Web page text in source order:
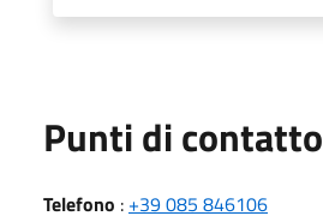
Punti di contatto
Telefono : +39 085 846106